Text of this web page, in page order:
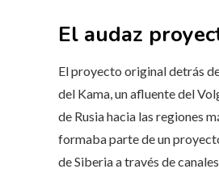
El audaz
El proyecto original detrás
del Kama, un afluente del
de Rusia hacia las regiones
formaba parte de un
de Siberia a través de